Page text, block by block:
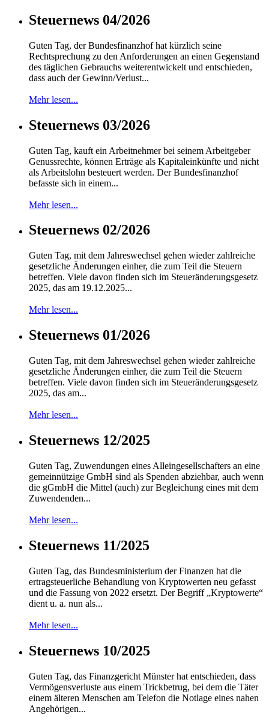
Steuernews 04/2026
Guten Tag, der Bundesfinanzhof hat kürzlich seine
Rechtsprechung zu den Anforderungen an einen Gegenstand
des täglichen Gebrauchs weiterentwickelt und entschieden,
dass auch der Gewinn/Verlust...
Mehr lesen...
Steuernews 03/2026
Guten Tag, kauft ein Arbeitnehmer bei seinem Arbeitgeber
Genussrechte, können Erträge als Kapitaleinkünfte und nicht
als Arbeitslohn besteuert werden. Der Bundesfinanzhof
befasste sich in einem...
Mehr lesen...
Steuernews 02/2026
Guten Tag, mit dem Jahreswechsel gehen wieder zahlreiche
gesetzliche Änderungen einher, die zum Teil die Steuern
betreffen. Viele davon finden sich im Steueränderungsgesetz
2025, das am 19.12.2025...
Mehr lesen...
Steuernews 01/2026
Guten Tag, mit dem Jahreswechsel gehen wieder zahlreiche
gesetzliche Änderungen einher, die zum Teil die Steuern
betreffen. Viele davon finden sich im Steueränderungsgesetz
2025, das am...
Mehr lesen...
Steuernews 12/2025
Guten Tag, Zuwendungen eines Alleingesellschafters an eine
gemeinnützige GmbH sind als Spenden abziehbar, auch wenn
die gGmbH die Mittel (auch) zur Begleichung eines mit dem
Zuwendenden...
Mehr lesen...
Steuernews 11/2025
Guten Tag, das Bundesministerium der Finanzen hat die
ertragsteuerliche Behandlung von Kryptowerten neu gefasst
und die Fassung von 2022 ersetzt. Der Begriff „Kryptowerte“
dient u. a. nun als...
Mehr lesen...
Steuernews 10/2025
Guten Tag, das Finanzgericht Münster hat entschieden, dass
Vermögensverluste aus einem Trickbetrug, bei dem die Täter
einem älteren Menschen am Telefon die Notlage eines nahen
Angehörigen...